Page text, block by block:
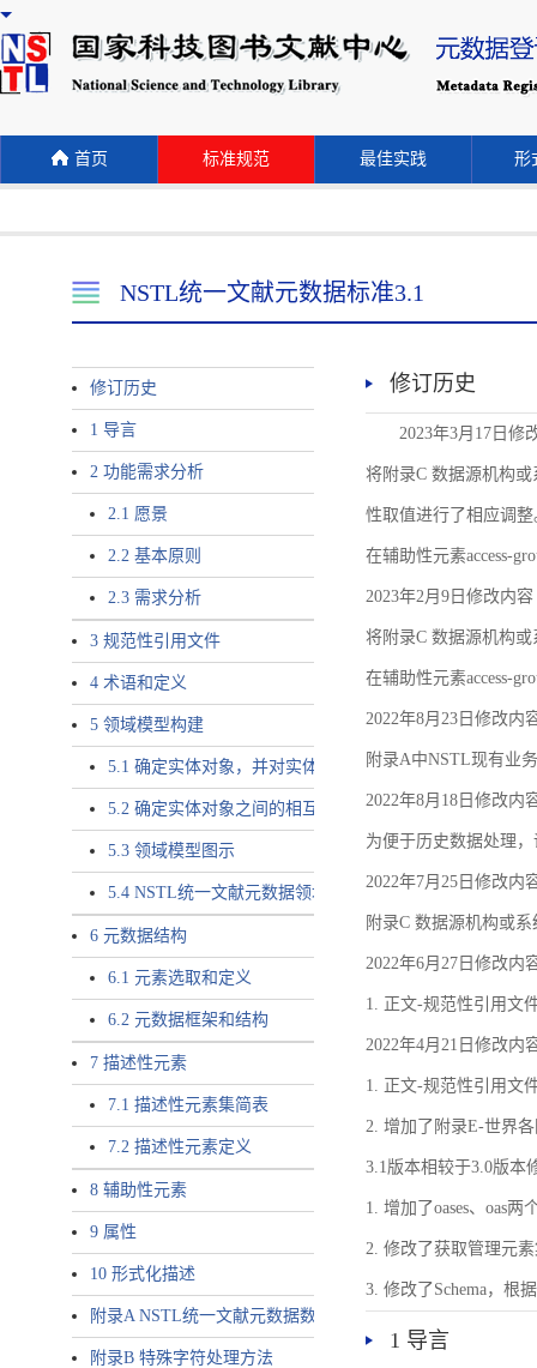
首页 标准规范 最佳实践 形
NSTL统一文献元数据标准3.1
修订历史
1 导言
2 功能需求分析
2.1 愿景
2.2 基本原则
2.3 需求分析
3 规范性引用文件
4 术语和定义
5 领域模型构建
5.1 确定实体对象，并对实体对象命名
5.2 确定实体对象之间的相互关系，定义实体对象之间的
5.3 领域模型图示
5.4 NSTL统一文献元数据领域模型的验证
6 元数据结构
6.1 元素选取和定义
6.2 元数据框架和结构
7 描述性元素
7.1 描述性元素集简表
7.2 描述性元素定义
8 辅助性元素
9 属性
10 形式化描述
附录A NSTL统一文献元数据数据唯一标识符规则
附录B 特殊字符处理方法
修订历史
2023年3月17日修
将附录C 数据源机构或
性取值进行了相应调整
在辅助性元素access-
2023年2月9日修改内容
将附录C 数据源机构或
在辅助性元素access-
2022年8月23日修改内
附录A中NSTL现有业
2022年8月18日修改内
为便于历史数据处理
2022年7月25日修改内
附录C 数据源机构或
2022年6月27日修改内
1. 正文-规范性引用文
2022年4月21日修改内
1. 正文-规范性引用文
2. 增加了附录E-世界
3.1版本相较于3.0版本
1. 增加了oases、oas
2. 修改了获取管理元
3. 修改了Schema，根
1 导言